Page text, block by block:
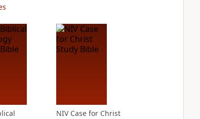
NIV Case for Christ